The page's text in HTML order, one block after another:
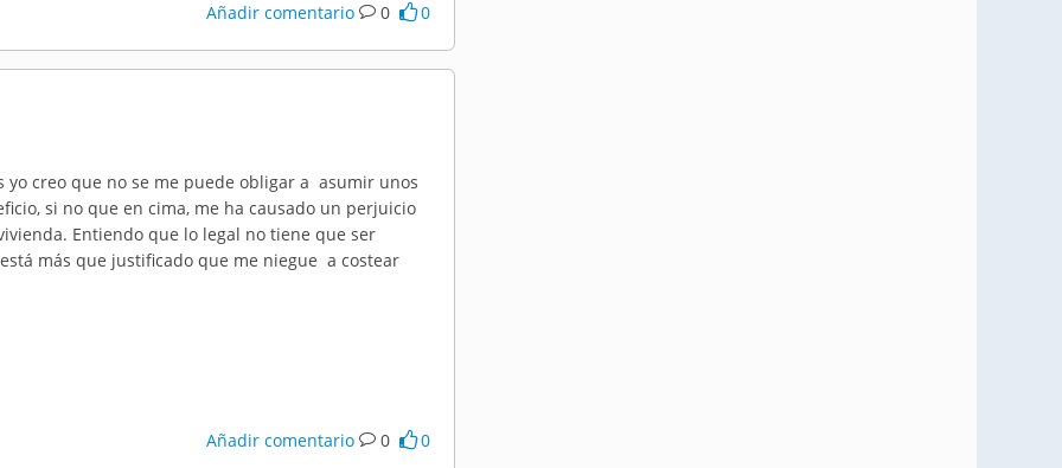
Añadir comentario 0 0
creo que no se me puede obligar a asumir unos
si no que en cima, me ha causado un perjuicio
Entiendo que lo legal no tiene que ser
más que justificado que me niegue a costear
Añadir comentario 0 0